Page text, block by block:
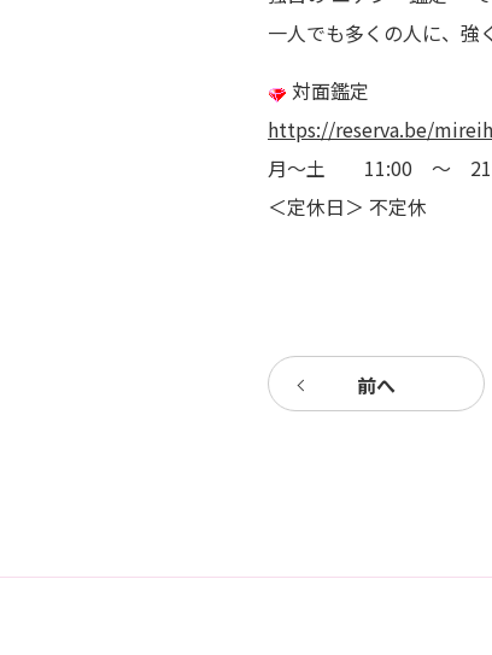
一人でも多くの人に、強
対面鑑定
https://reserva.be/
月～土 11:00 ～
＜定休日＞ 不定休
前へ